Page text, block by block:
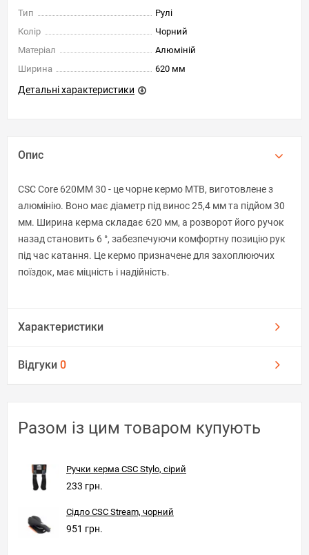
Тип
Рулі
Колір
Чорний
Матеріал
Алюміній
Ширина
620 мм
Детальні характеристики
Опис
CSC Core 620MM 30 - це чорне кермо MTB, виготовлене з
алюмінію. Воно має діаметр під винос 25,4 мм та підйом 30
мм. Ширина керма складає 620 мм, а розворот його ручок
назад становить 6 °, забезпечуючи комфортну позицію рук
під час катання. Це кермо призначене для захоплюючих
поїздок, має міцність і надійність.
Характеристики
Відгуки 0
Разом із цим товаром купують
Ручки керма CSC Stylo, сірий
233 грн.
Сідло CSC Stream, чорний
951 грн.